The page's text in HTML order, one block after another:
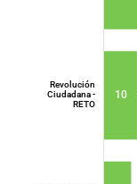
10
Revolución
Ciudadana -
RETO